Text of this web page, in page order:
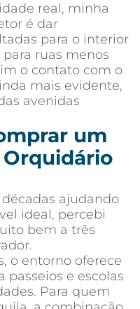
real, minha
é dar
para o interior
ruas menos
o contato com o
mais evidente,
avenidas
um
ajudando
ideal, percebi
bem a três
o entorno oferece
passeios e escolas
Para quem